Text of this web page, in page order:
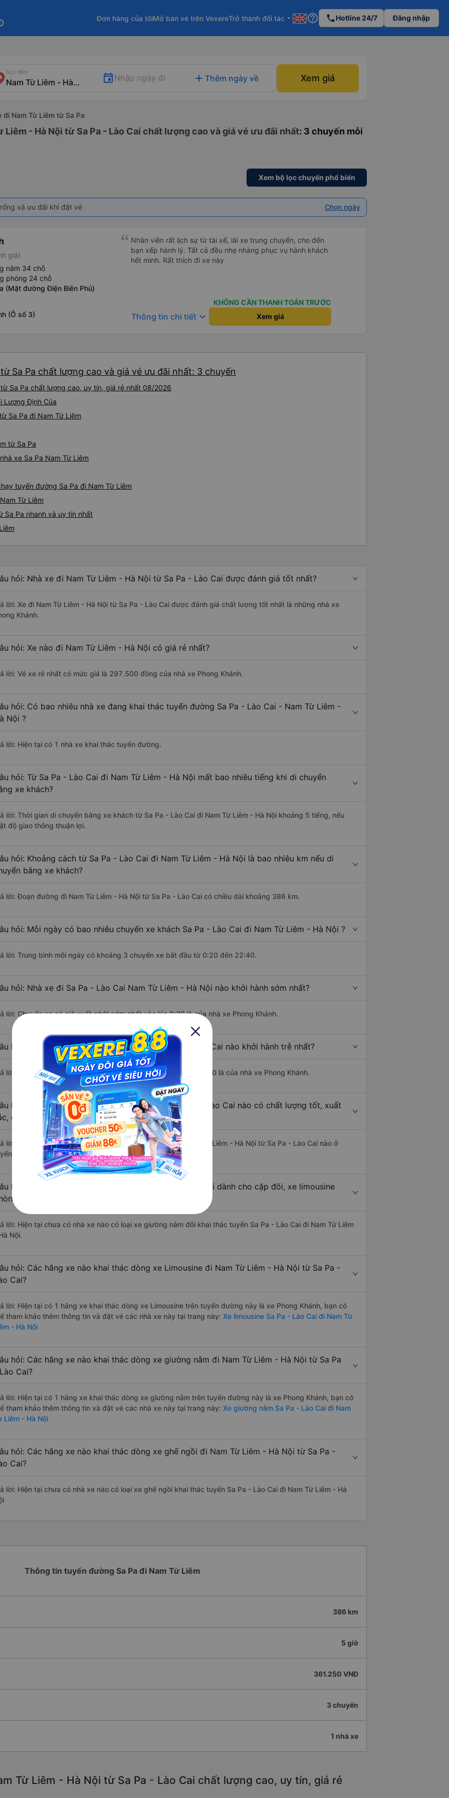
Đơn hàng của tôiMở bán vé trên VexereTrở thành đối tác arrow_drop_down help_outline phoneHotline 24/7 Đăng nhập
Nơi đến
Nhập ngày đi add Thêm ngày về Xem giá
đi Nam Từ Liêm từ Sa Pa
Liêm - Hà Nội từ Sa Pa - Lào Cai chất lượng cao và giá vé ưu đãi nhất: 3 chuyến mỗi
Xem bộ lọc chuyến phổ biến
và ưu đãi khi đặt vé Chọn ngày
giá)
nằm 34 chỗ
phòng 24 chỗ
(Mặt đường Điện Biên Phủ)
(Ô số 3)
Nhân viên rất lịch sự từ tài xế, lái xe trung chuyển, cho đến
bạn xếp hành lý. Tất cả đều nhẹ nhàng phục vụ hành khách
hết mình. Rất thích đi xe này
KHÔNG CẦN THANH TOÁN TRƯỚC
Thông tin chi tiết keyboard_arrow_down Xem giá
Sa Pa chất lượng cao và giá vé ưu đãi nhất: 3 chuyến
Sa Pa chất lượng cao, uy tín, giá rẻ nhất 08/2026
Lương Định Của
Sa Pa đi Nam Từ Liêm
từ Sa Pa
xe Sa Pa Nam Từ Liêm
tuyến đường Sa Pa đi Nam Từ Liêm
Từ Liêm
Sa Pa nhanh và uy tín nhất
hỏi: Nhà xe đi Nam Từ Liêm - Hà Nội từ Sa Pa - Lào Cai được đánh giá tốt nhất?
lời: Xe đi Nam Từ Liêm - Hà Nội từ Sa Pa - Lào Cai được đánh giá chất lượng tốt nhất là những nhà xe
Khánh.
hỏi: Xe nào đi Nam Từ Liêm - Hà Nội có giá rẻ nhất?
lời: Vé xe rẻ nhất có mức giá là 297.500 đồng của nhà xe Phong Khánh.
hỏi: Có bao nhiêu nhà xe đang khai thác tuyến đường Sa Pa - Lào Cai - Nam Từ Liêm -
Nội ?
lời: Hiện tại có 1 nhà xe khai thác tuyến đường.
hỏi: Từ Sa Pa - Lào Cai đi Nam Từ Liêm - Hà Nội mất bao nhiêu tiếng khi di chuyển
xe khách?
lời: Thời gian di chuyển bằng xe khách từ Sa Pa - Lào Cai đi Nam Từ Liêm - Hà Nội khoảng 5 tiếng, nếu
độ giao thông thuận lợi.
hỏi: Khoảng cách từ Sa Pa - Lào Cai đi Nam Từ Liêm - Hà Nội là bao nhiêu km nếu di
bằng xe khách?
lời: Đoạn đường đi Nam Từ Liêm - Hà Nội từ Sa Pa - Lào Cai có chiều dài khoảng 386 km.
hỏi: Mỗi ngày có bao nhiêu chuyến xe khách Sa Pa - Lào Cai đi Nam Từ Liêm - Hà Nội ?
lời: Trung bình mỗi ngày có khoảng 3 chuyến xe bắt đầu từ 0:20 đến 22:40.
hỏi: Nhà xe đi Sa Pa - Lào Cai Nam Từ Liêm - Hà Nội nào khởi hành sớm nhất?
lời: Chuyến xe có giờ xuất phát sớm nhất vào lúc 0:20 là của nhà xe Phong Khánh.
hỏi: Nhà xe đi Nam Từ Liêm - Hà Nội từ Sa Pa - Lào Cai nào khởi hành trễ nhất?
lời: Chuyến xe có giờ xuất phát trễ (muộn) nhất là vào lúc 22:40 là của nhà xe Phong Khánh.
hỏi: Review xe đi Nam Từ Liêm - Hà Nội từ Sa Pa - Lào Cai nào có chất lượng tốt, xuất
cao cấp nhất?
lời: Tạm thời chưa đủ review để đánh giá có nhà xe đi Nam Từ Liêm - Hà Nội từ Sa Pa - Lào Cai nào ở
đường này có chất lượng xuất sắc.
hỏi: Có loại xe Sa Pa - Lào Cai Nam Từ Liêm - Hà Nội dành cho cặp đôi, xe limousine
đôi không?
lời: Hiện tại chưa có nhà xe nào có loại xe giường nằm đôi khai thác tuyến Sa Pa - Lào Cai đi Nam Từ Liêm
Nội.
hỏi: Các hãng xe nào khai thác dòng xe Limousine đi Nam Từ Liêm - Hà Nội từ Sa Pa -
Cai?
lời: Hiện tại có 1 hãng xe khai thác dòng xe Limousine trên tuyến đường này là xe Phong Khánh, bạn có
tham khảo thêm thông tin và đặt vé các nhà xe này tại trang này: Xe limousine Sa Pa - Lào Cai đi Nam Từ
- Hà Nội
hỏi: Các hãng xe nào khai thác dòng xe giường nằm đi Nam Từ Liêm - Hà Nội từ Sa Pa
Cai?
lời: Hiện tại có 1 hãng xe khai thác dòng xe giường nằm trên tuyến đường này là xe Phong Khánh, bạn có
tham khảo thêm thông tin và đặt vé các nhà xe này tại trang này: Xe giường nằm Sa Pa - Lào Cai đi Nam
Liêm - Hà Nội
hỏi: Các hãng xe nào khai thác dòng xe ghế ngồi đi Nam Từ Liêm - Hà Nội từ Sa Pa -
Cai?
lời: Hiện tại chưa có nhà xe nào có loại xe ghế ngồi khai thác tuyến Sa Pa - Lào Cai đi Nam Từ Liêm - Hà
Thông tin tuyến đường Sa Pa đi Nam Từ Liêm
386 km
5 giờ
361.250 VNĐ
3 chuyến
1 nhà xe
Từ Liêm - Hà Nội từ Sa Pa - Lào Cai chất lượng cao, uy tín, giá rẻ